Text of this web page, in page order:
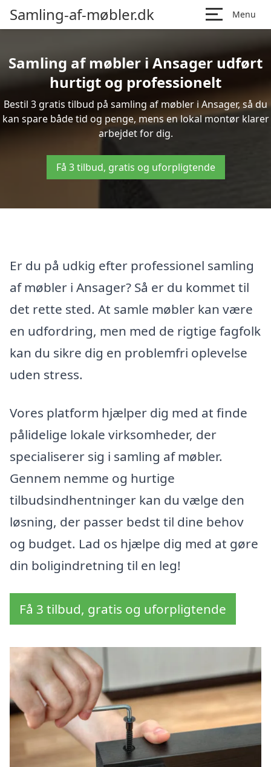
Samling-af-møbler.dk Menu
Samling af møbler i Ansager udført
hurtigt og professionelt
Bestil 3 gratis tilbud på samling af møbler i Ansager, så du
kan spare både tid og penge, mens en lokal montør klarer
arbejdet for dig.
Få 3 tilbud, gratis og uforpligtende
Er du på udkig efter professionel samling
af møbler i Ansager? Så er du kommet til
det rette sted. At samle møbler kan være
en udfordring, men med de rigtige fagfolk
kan du sikre dig en problemfri oplevelse
uden stress.
Vores platform hjælper dig med at finde
pålidelige lokale virksomheder, der
specialiserer sig i samling af møbler.
Gennem nemme og hurtige
tilbudsindhentninger kan du vælge den
løsning, der passer bedst til dine behov
og budget. Lad os hjælpe dig med at gøre
din boligindretning til en leg!
Få 3 tilbud, gratis og uforpligtende